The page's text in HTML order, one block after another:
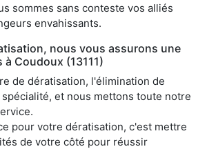
sommes sans conteste vos alliés
envahissants.
nous vous assurons une
Coudoux (13111)
de dératisation, l'élimination de
et nous mettons toute notre
pour votre dératisation, c'est mettre
de votre côté pour réussir